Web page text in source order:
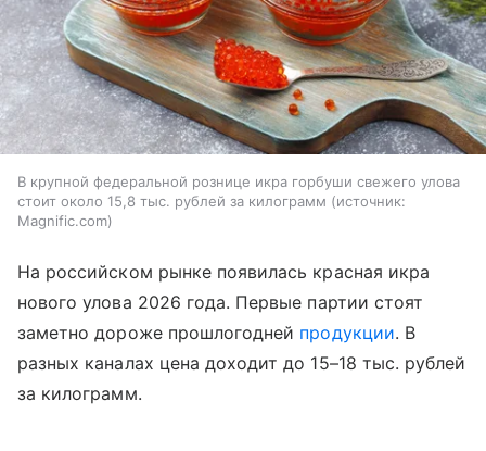
В крупной федеральной рознице икра горбуши свежего улова
стоит около 15,8 тыс. рублей за килограмм
источник:
Magnific.com
На российском рынке появилась красная икра
нового улова 2026 года. Первые партии стоят
заметно дороже прошлогодней продукции. В
разных каналах цена доходит до 15–18 тыс. рублей
за килограмм.